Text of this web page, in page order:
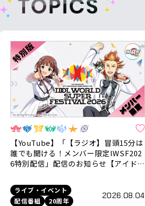
【YouTube】「【ラジオ】冒頭15分は
誰でも聞ける！メンバー限定IWSF202
6特別配信」配信のお知らせ【アイドル
ライブ・イベント
配信番組
20周年 2026.08.04